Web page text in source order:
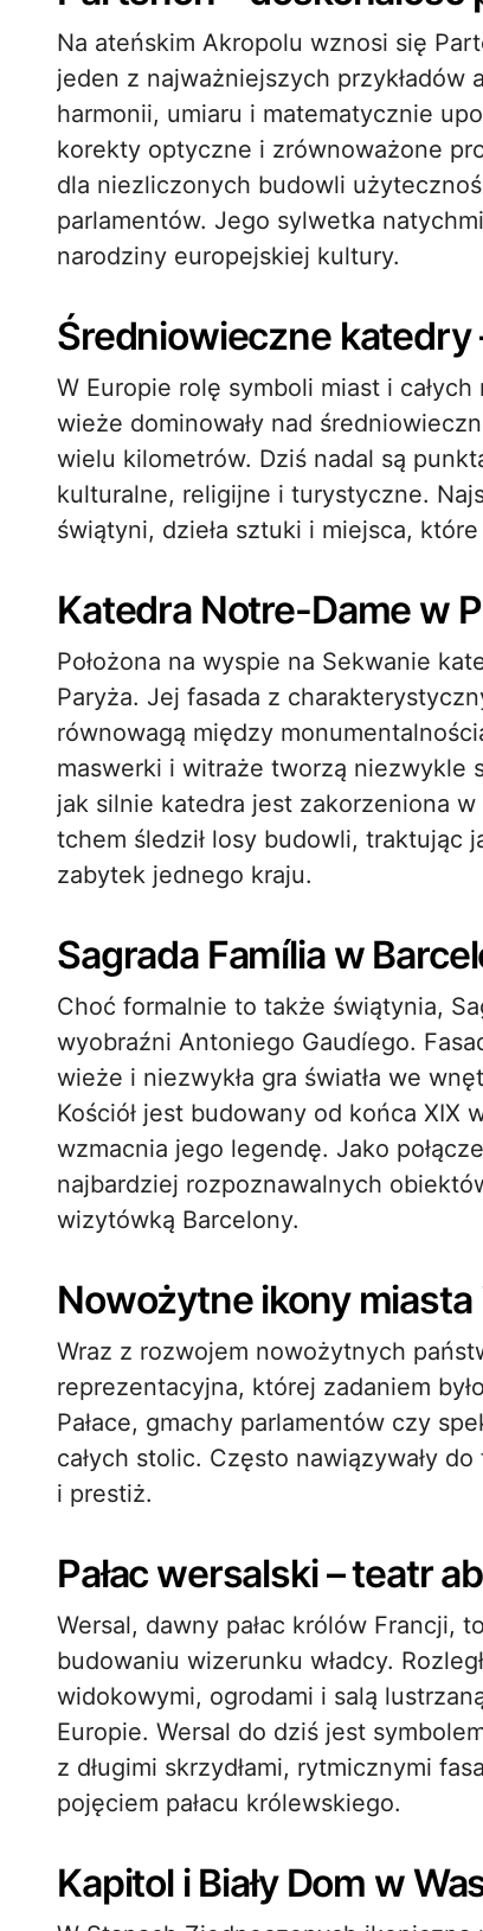
Na ateńskim Akropolu wznosi się
jeden z najważniejszych
harmonii, umiaru i matematycznie
korekty optyczne i zrównoważone
dla niezliczonych budowli
parlamentów. Jego sylwetka
narodziny europejskiej kultury.
Średniowieczne katedry
W Europie rolę symboli miast i
wieże dominowały nad
wielu kilometrów. Dziś nadal są
kulturalne, religijne i turystyczne.
świątyni, dzieła sztuki i miejsca,
Katedra Notre-Dame w
Położona na wyspie na Sekwanie
Paryża. Jej fasada z
równowagą między
maswerki i witraże tworzą niezwykle
jak silnie katedra jest zakorzeniona
tchem śledził losy budowli, traktując
zabytek jednego kraju.
Sagrada Família w
Choć formalnie to także świątynia,
wyobraźni Antoniego Gaudíego.
wieże i niezwykła gra światła we
Kościół jest budowany od końca XIX
wzmacnia jego legendę. Jako
najbardziej rozpoznawalnych
wizytówką Barcelony.
Nowożytne ikony miasta
Wraz z rozwojem nowożytnych
reprezentacyjna, której zadaniem
Pałace, gmachy parlamentów czy
całych stolic. Często nawiązywały
i prestiż.
Pałac wersalski – teatr
Wersal, dawny pałac królów Francji,
budowaniu wizerunku władcy.
widokowymi, ogrodami i salą
Europie. Wersal do dziś jest
z długimi skrzydłami, rytmicznymi
pojęciem pałacu królewskiego.
Kapitol i Biały Dom w